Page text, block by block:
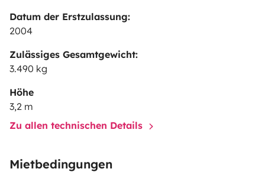
Datum der Erstzulassung:
2004
Zulässiges Gesamtgewicht:
3.490 kg
Höhe
3,2 m
Zu allen technischen Details
Mietbedingungen